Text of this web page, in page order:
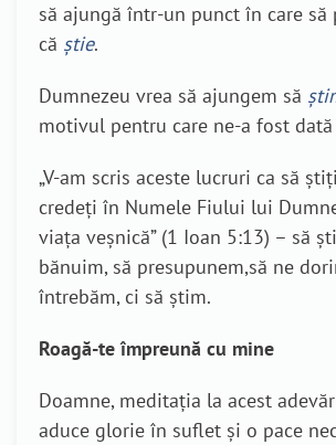
să ajungă într-un punct în care să
că știe.
Dumnezeu vrea să ajungem să
motivul pentru care ne-a fost
„V-am scris aceste lucruri ca să
credeţi în Numele Fiului lui
viaţa veşnică” (1 Ioan 5:13) – să
bănuim, să presupunem,să ne
întrebăm, ci să știm.
Roagă-te împreună cu mine
Doamne, meditația la acest
aduce glorie în suflet și o pace